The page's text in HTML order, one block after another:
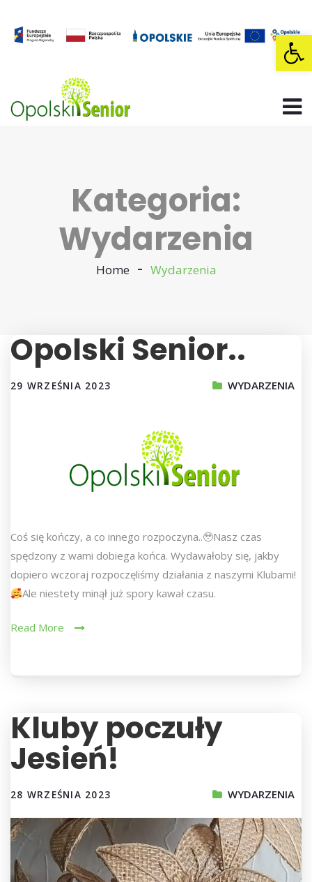
Kategoria:
Wydarzenia
Home Wydarzenia
Opolski Senior..
29 WRZEŚNIA 2023 WYDARZENIA
Coś się kończy, a co innego rozpoczyna..🥹Nasz czas
spędzony z wami dobiega końca. Wydawałoby się, jakby
dopiero wczoraj rozpoczęliśmy działania z naszymi Klubami!
Ale niestety minął już spory kawał czasu.
Read More
Kluby poczuły
Jesień!
28 WRZEŚNIA 2023 WYDARZENIA